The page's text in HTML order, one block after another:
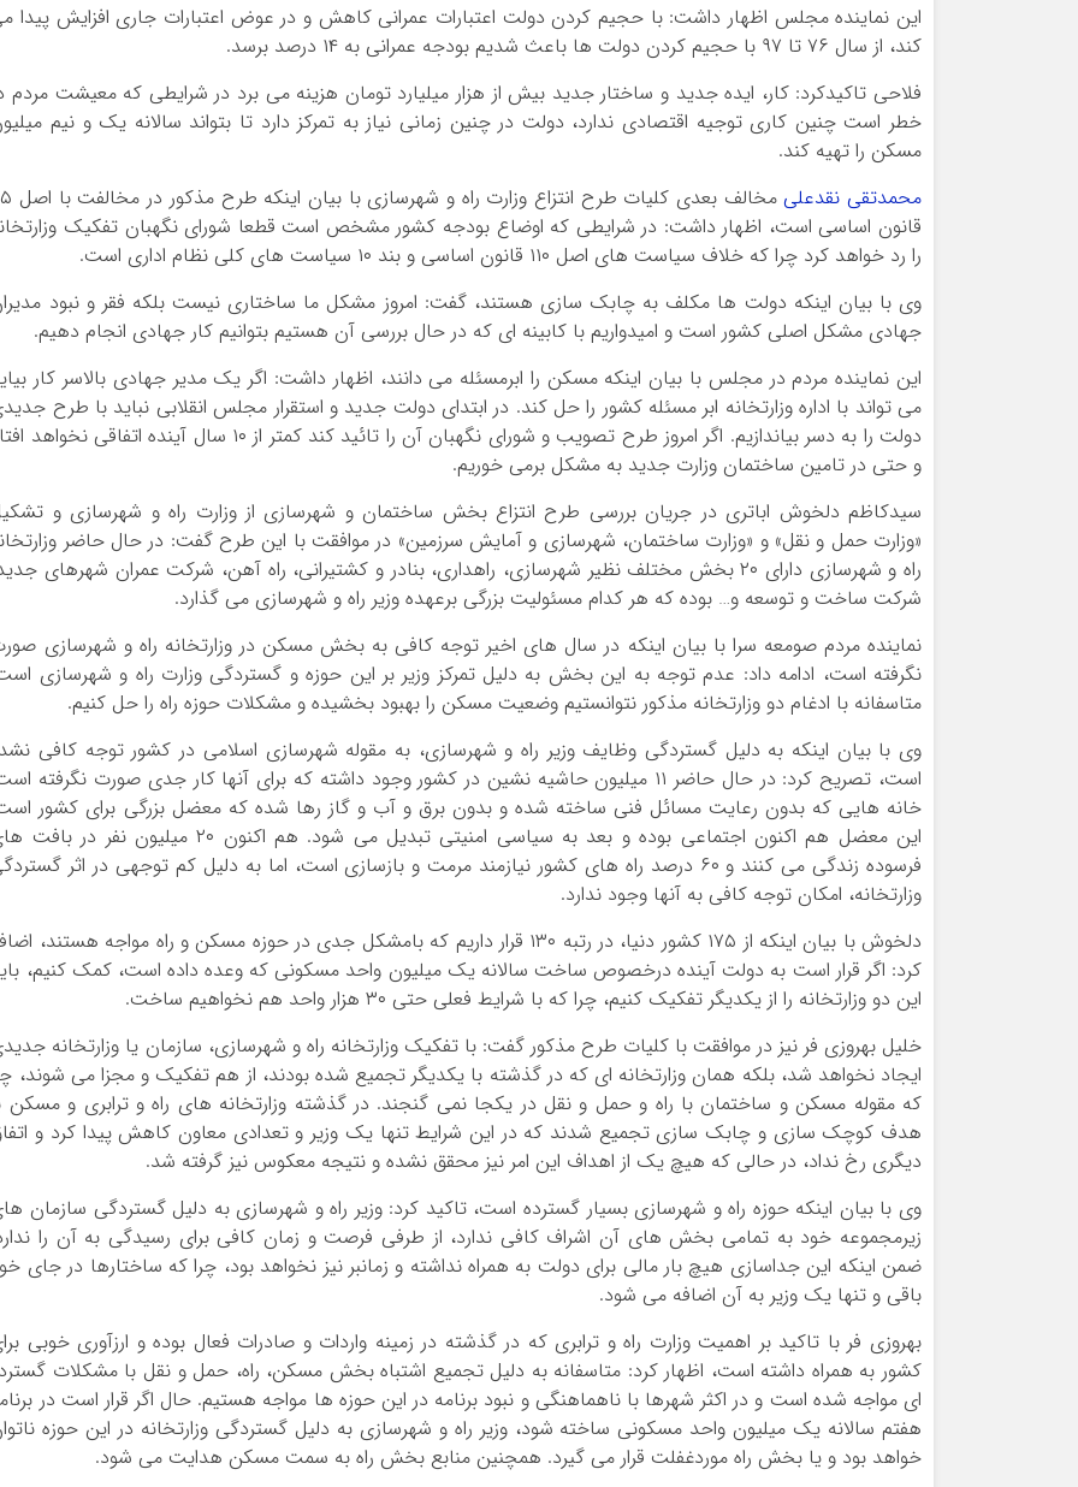
این نماینده مجلس اظهار داشت: با حجیم کردن دولت اعتبارات عمرانی کاهش و در عوض اعتبارات جاری افزایش پیدا
کند، از سال ۷۶ تا ۹۷ با حجیم کردن دولت ها باعث شدیم بودجه عمرانی به ۱۴ درصد برسد.
فلاحی تاکیدکرد: کار، ایده جدید و ساختار جدید بیش از هزار میلیارد تومان هزینه می برد در شرایطی که معیشت مردم
خطر است چنین کاری توجیه اقتصادی ندارد، دولت در چنین زمانی نیاز به تمرکز دارد تا بتواند سالانه یک و نیم
مسکن را تهیه کند.
محمدتقی نقدعلی
مخالف بعدی کلیات طرح
قانون اساسی است، اظهار داشت: در شرایطی که اوضاع بودجه کشور مشخص است قطعا شورای نگهبان تفکیک
را رد خواهد کرد چرا که خلاف سیاست های اصل ۱۱۰ قانون اساسی و بند ۱۰ سیاست های کلی نظام اداری است.
وی با بیان اینکه دولت ها مکلف به چابک سازی هستند، گفت: امروز مشکل ما ساختاری نیست بلکه فقر و نبود
جهادی مشکل اصلی کشور است و امیدواریم با کابینه ای که در حال بررسی آن هستیم بتوانیم کار جهادی انجام دهیم.
این نماینده مردم در مجلس با بیان اینکه مسکن را ابرمسئله می دانند، اظهار داشت: اگر یک مدیر جهادی بالاسر کار
می تواند با اداره وزارتخانه ابر مسئله کشور را حل کند. در ابتدای دولت جدید و استقرار مجلس انقلابی نباید با طرح
دولت را به دسر بیاندازیم. اگر امروز طرح تصویب و شورای نگهبان آن را تائید کند کمتر از ۱۰ سال آینده اتفاقی
و حتی در تامین ساختمان وزارت جدید به مشکل برمی خوریم.
سیدکاظم دلخوش اباتری در جریان بررسی طرح انتزاع بخش ساختمان و شهرسازی از وزارت راه و شهرسازی و
«وزارت حمل و نقل» و «وزارت ساختمان، شهرسازی و آمایش سرزمین» در موافقت با این طرح گفت: در حال حاضر
راه و شهرسازی دارای ۲۰ بخش مختلف نظیر شهرسازی، راهداری، بنادر و کشتیرانی، راه آهن، شرکت عمران شهرهای
شرکت ساخت و توسعه و… بوده که هر کدام مسئولیت بزرگی برعهده وزیر راه و شهرسازی می گذارد.
نماینده مردم صومعه سرا با بیان اینکه در سال های اخیر توجه کافی به بخش مسکن در وزارتخانه راه و شهرسازی
نگرفته است، ادامه داد: عدم توجه به این بخش به دلیل تمرکز وزیر بر این حوزه و گستردگی وزارت راه و شهرسازی
متاسفانه با ادغام دو وزارتخانه مذکور نتوانستیم وضعیت مسکن را بهبود بخشیده و مشکلات حوزه راه را حل کنیم.
وی با بیان اینکه به دلیل گستردگی وظایف وزیر راه و شهرسازی، به مقوله شهرسازی اسلامی در کشور توجه کافی
است، تصریح کرد: در حال حاضر ۱۱ میلیون حاشیه نشین در کشور وجود داشته که برای آنها کار جدی صورت نگرفته
خانه هایی که بدون رعایت مسائل فنی ساخته شده و بدون برق و آب و گاز رها شده که معضل بزرگی برای کشور
این معضل هم اکنون اجتماعی بوده و بعد به سیاسی امنیتی تبدیل می شود. هم اکنون ۲۰ میلیون نفر در
فرسوده زندگی می کنند و ۶۰ درصد راه های کشور نیازمند مرمت و بازسازی است، اما به دلیل کم توجهی در اثر
وزارتخانه، امکان توجه کافی به آنها وجود ندارد.
دلخوش با بیان اینکه از ۱۷۵ کشور دنیا، در رتبه ۱۳۰ قرار داریم که بامشکل جدی در حوزه مسکن و راه مواجه هستند،
کرد: اگر قرار است به دولت آینده درخصوص ساخت سالانه یک میلیون واحد مسکونی که وعده داده است، کمک کنیم،
این دو وزارتخانه را از یکدیگر تفکیک کنیم، چرا که با شرایط فعلی حتی ۳۰ هزار واحد هم نخواهیم ساخت.
خلیل بهروزی فر نیز در موافقت با کلیات طرح مذکور گفت: با تفکیک وزارتخانه راه و شهرسازی، سازمان یا وزارتخانه
ایجاد نخواهد شد، بلکه همان وزارتخانه ای که در گذشته با یکدیگر تجمیع شده بودند، از هم تفکیک و مجزا می شوند،
که مقوله مسکن و ساختمان با راه و حمل و نقل در یکجا نمی گنجند. در گذشته وزارتخانه های راه و ترابری و مسکن
هدف کوچک سازی و چابک سازی تجمیع شدند که در این شرایط تنها یک وزیر و تعدادی معاون کاهش پیدا کرد و
دیگری رخ نداد، در حالی که هیچ یک از اهداف این امر نیز محقق نشده و نتیجه معکوس نیز گرفته شد.
وی با بیان اینکه حوزه راه و شهرسازی بسیار گسترده است، تاکید کرد: وزیر راه و شهرسازی به دلیل گستردگی سازمان
زیرمجموعه خود به تمامی بخش های آن اشراف کافی ندارد، از طرفی فرصت و زمان کافی برای رسیدگی به آن را
ضمن اینکه این جداسازی هیچ بار مالی برای دولت به همراه نداشته و زمانبر نیز نخواهد بود، چرا که ساختارها در جای
باقی و تنها یک وزیر به آن اضافه می شود.
بهروزی فر با تاکید بر اهمیت وزارت راه و ترابری که در گذشته در زمینه واردات و صادرات فعال بوده و ارزآوری خوبی
کشور به همراه داشته است، اظهار کرد: متاسفانه به دلیل تجمیع اشتباه بخش مسکن، راه، حمل و نقل با مشکلات
ای مواجه شده است و در اکثر شهرها با ناهماهنگی و نبود برنامه در این حوزه ها مواجه هستیم. حال اگر قرار است در
هفتم سالانه یک میلیون واحد مسکونی ساخته شود، وزیر راه و شهرسازی به دلیل گستردگی وزارتخانه در این حوزه
خواهد بود و یا بخش راه موردغفلت قرار می گیرد. همچنین منابع بخش راه به سمت مسکن هدایت می شود.